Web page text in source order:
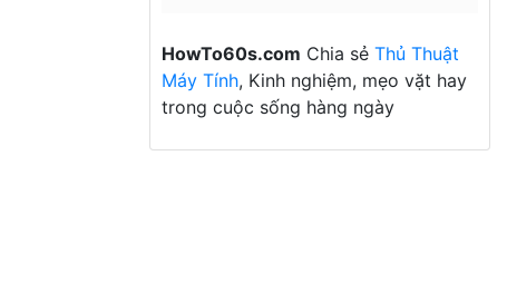
HowTo60s.com Chia sẻ Thủ Thuật
Máy Tính, Kinh nghiệm, mẹo vặt hay
trong cuộc sống hàng ngày